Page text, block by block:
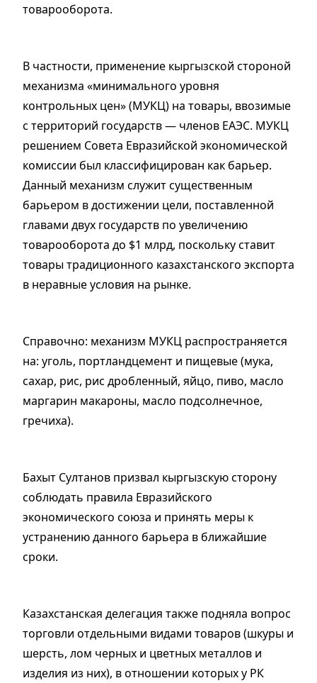
товарооборота.
В частности, применение кыргызской стороной
механизма «минимального уровня
контрольных цен» (МУКЦ) на товары, ввозимые
с территорий государств — членов ЕАЭС. МУКЦ
решением Совета Евразийской экономической
комиссии был классифицирован как барьер.
Данный механизм служит существенным
барьером в достижении цели, поставленной
главами двух государств по увеличению
товарооборота до $1 млрд, поскольку ставит
товары традиционного казахстанского экспорта
в неравные условия на рынке.
Справочно: механизм МУКЦ распространяется
на: уголь, портландцемент и пищевые (мука,
сахар, рис, рис дробленный, яйцо, пиво, масло
маргарин макароны, масло подсолнечное,
гречиха).
Бахыт Султанов призвал кыргызскую сторону
соблюдать правила Евразийского
экономического союза и принять меры к
устранению данного барьера в ближайшие
сроки.
Казахстанская делегация также подняла вопрос
торговли отдельными видами товаров (шкуры и
шерсть, лом черных и цветных металлов и
изделия из них), в отношении которых у РК